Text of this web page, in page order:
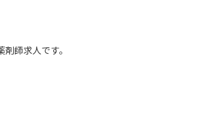
師求人です。